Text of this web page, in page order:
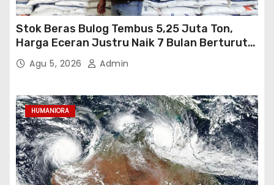
Stok Beras Bulog Tembus 5,25 Juta Ton,
Harga Eceran Justru Naik 7 Bulan Berturut-
TurutAgu 5, 2026 Admin
HUMANIORA